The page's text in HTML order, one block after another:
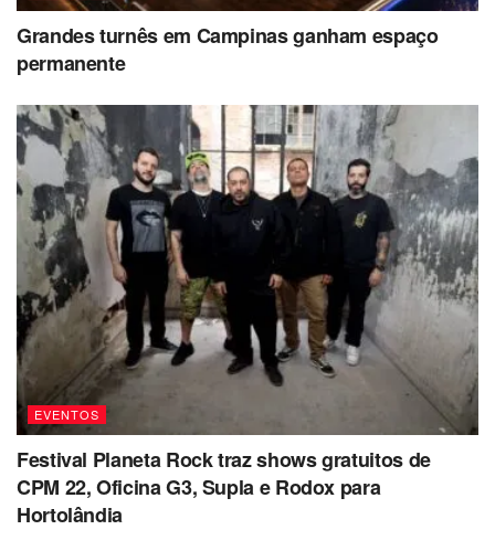
Grandes turnês em Campinas ganham espaço
permanente
EVENTOS
Festival Planeta Rock traz shows gratuitos de
CPM 22, Oficina G3, Supla e Rodox para
Hortolândia